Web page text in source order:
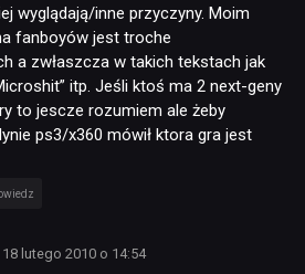
wyglądają/inne przyczyny. Moim
fanboyów jest troche
a zwłaszcza w takich tekstach jak
itp. Jeśli ktoś ma 2 next-geny
to jescze rozumiem ale żeby
ps3/x360 mówił ktora gra jest
18 lutego 2010 o 14:54